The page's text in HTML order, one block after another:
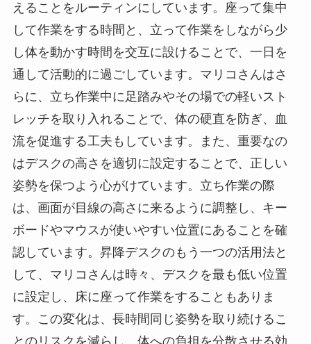
えることをルーティンにしています。座って集中
して作業をする時間と、立って作業をしながら少
し体を動かす時間を交互に設けることで、一日を
通して活動的に過ごしています。マリコさんはさ
らに、立ち作業中に足踏みやその場での軽いスト
レッチを取り入れることで、体の硬直を防ぎ、血
流を促進する工夫もしています。また、重要なの
はデスクの高さを適切に設定することで、正しい
姿勢を保つよう心がけています。立ち作業の際
は、画面が目線の高さに来るように調整し、キー
ボードやマウスが使いやすい位置にあることを確
認しています。昇降デスクのもう一つの活用法と
して、マリコさんは時々、デスクを最も低い位置
に設定し、床に座って作業をすることもありま
す。この変化は、長時間同じ姿勢を取り続けるこ